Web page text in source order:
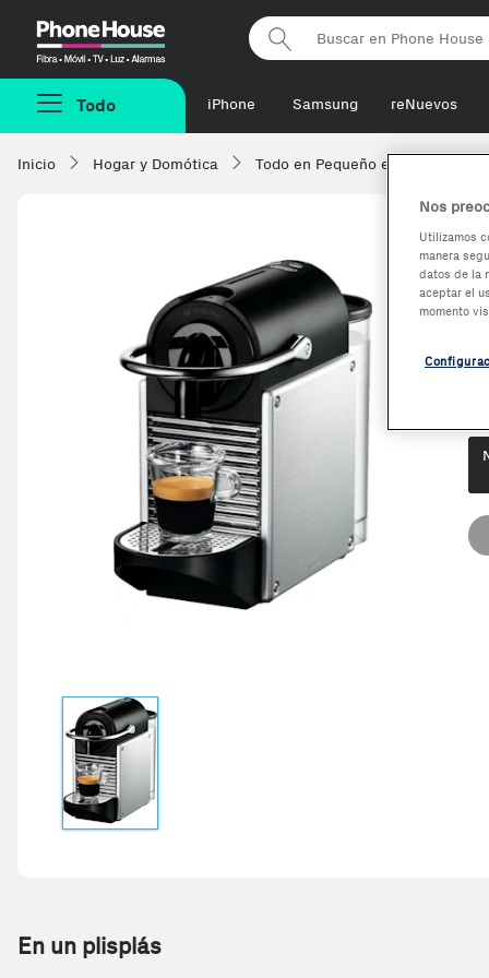
Phonehouse
Todo iPhone Samsung reNuevos
Inicio Hogar y Domótica Todo en Pequeño
En un plisplás
Nos
Utilizamos
manera
datos de la
aceptar el
momento